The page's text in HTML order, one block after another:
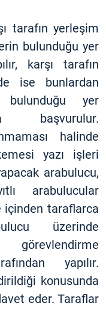
tarafın yerleşim
bulunduğu yer
karşı tarafın
ise bunlardan
yer
başvurulur.
halinde
yazı işleri
arabulucu,
arabulucular
içinden taraflarca
üzerinde
görevlendirme
yapılır.
konusunda
eder. Taraflar